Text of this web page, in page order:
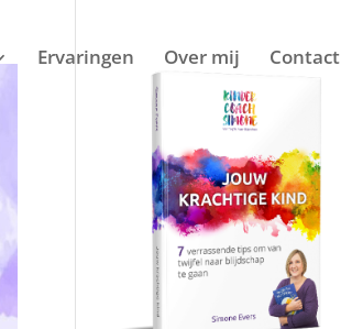
Ervaringen Over mij Contact